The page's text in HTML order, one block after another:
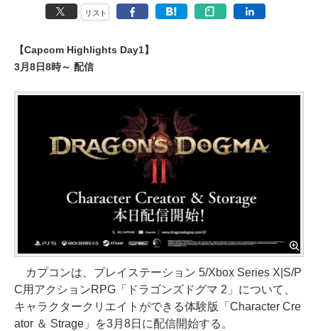
リスト
【Capcom Highlights Day1】
3月8日8時～ 配信
カプコンは、プレイステーション 5/Xbox Series X|S/P
C用アクションRPG「ドラゴンズドグマ 2」について、
キャラクタークリエイトができる体験版「Character Cre
ator ＆ Strage」を3月8日に配信開始する。